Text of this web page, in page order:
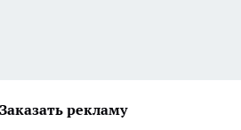
Заказать рекламу